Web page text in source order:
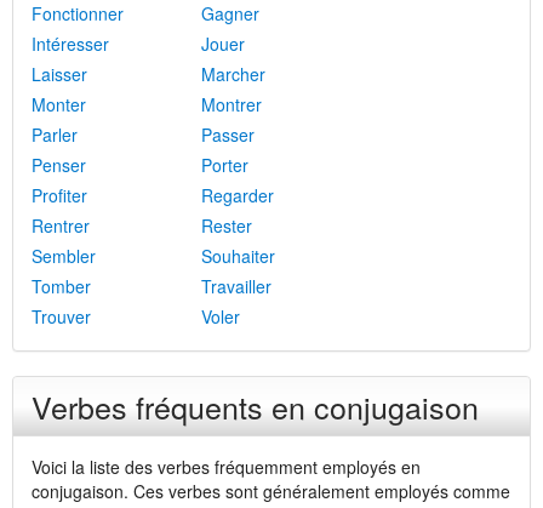
Fonctionner
Gagner
Intéresser
Jouer
Laisser
Marcher
Monter
Montrer
Parler
Passer
Penser
Porter
Profiter
Regarder
Rentrer
Rester
Sembler
Souhaiter
Tomber
Travailler
Trouver
Voler
Verbes fréquents en conjugaison
Voici la liste des verbes fréquemment employés en
conjugaison. Ces verbes sont généralement employés comme